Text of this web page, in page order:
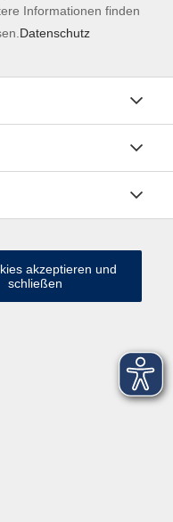
AGB
Datenschutzerklärung
Informationen finden
Datenschutz
akzeptieren und
schließen